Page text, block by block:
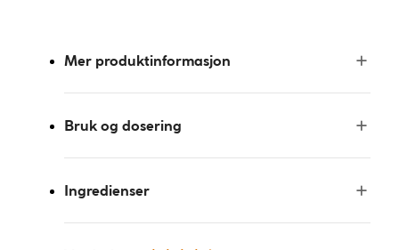
Mer produktinformasjon
Bruk og dosering
Ingredienser